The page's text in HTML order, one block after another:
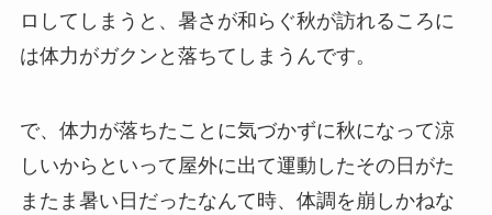
ロしてしまうと、暑さが和らぐ秋が訪れるころに
は体力がガクンと落ちてしまうんです。
で、体力が落ちたことに気づかずに秋になって涼
しいからといって屋外に出て運動したその日がた
またま暑い日だったなんて時、体調を崩しかねな